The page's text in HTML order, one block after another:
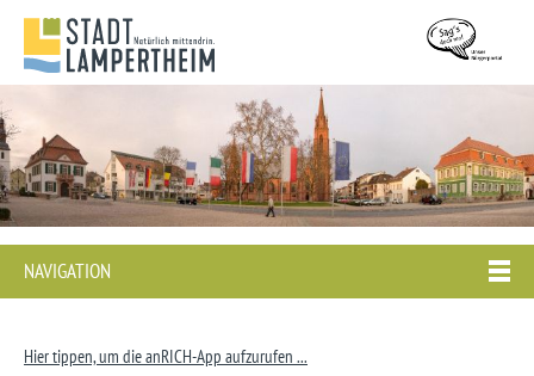
NAVIGATION
Hier tippen, um die anRICH-App aufzurufen ...